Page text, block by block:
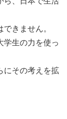
きません。
学生の力を使っ
にその考えを拡